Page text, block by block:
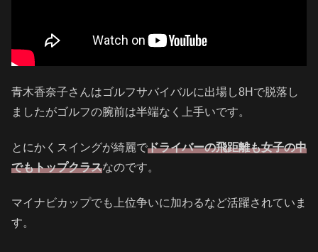
青木香奈子さんはゴルフサバイバルに出場し8Hで脱落し
ましたがゴルフの腕前は半端なく上手いです。
とにかくスイングが綺麗でドライバーの飛距離も女子の中
でもトップクラスなのです。
マイナビカップでも上位争いに加わるなど活躍されていま
す。